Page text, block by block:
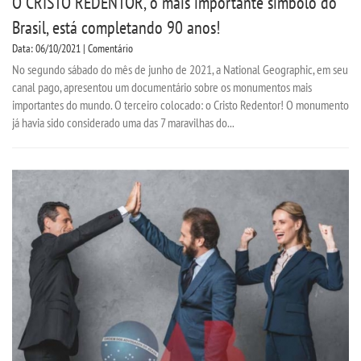
OUVIDORIA
PDI
PORTARIAS
REGIMENTOS
REGULAMENTOS
SECRETARIA
SEMANA JURÍDICA
Brasil, está completando 90 anos!
Data: 06/10/2021 | Comentário
No segundo sábado do mês de junho de 2021, a National Geographic, em seu
canal pago, apresentou um documentário sobre os monumentos mais
importantes do mundo. O terceiro colocado: o Cristo Redentor! O monumento
já havia sido considerado uma das 7 maravilhas do...